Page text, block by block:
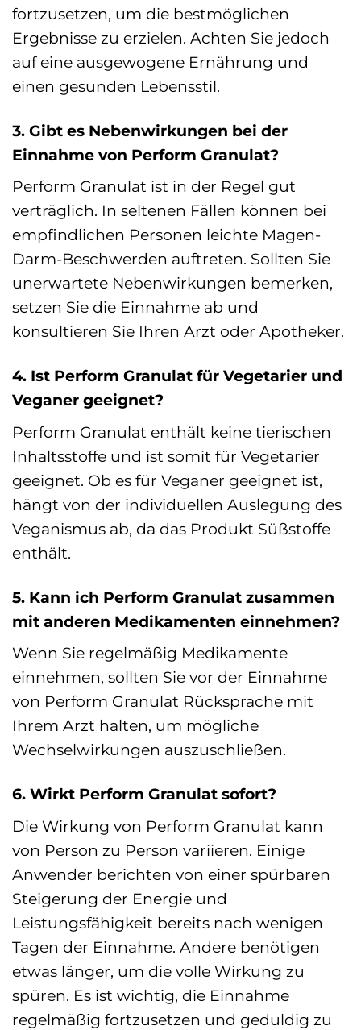
fortzusetzen, um die bestmöglichen
Ergebnisse zu erzielen. Achten Sie jedoch
auf eine ausgewogene Ernährung und
einen gesunden Lebensstil.
3. Gibt es Nebenwirkungen bei der
Einnahme von Perform Granulat?
Perform Granulat ist in der Regel gut
verträglich. In seltenen Fällen können bei
empfindlichen Personen leichte Magen-
Darm-Beschwerden auftreten. Sollten Sie
unerwartete Nebenwirkungen bemerken,
setzen Sie die Einnahme ab und
konsultieren Sie Ihren Arzt oder Apotheker.
4. Ist Perform Granulat für Vegetarier und
Veganer geeignet?
Perform Granulat enthält keine tierischen
Inhaltsstoffe und ist somit für Vegetarier
geeignet. Ob es für Veganer geeignet ist,
hängt von der individuellen Auslegung des
Veganismus ab, da das Produkt Süßstoffe
enthält.
5. Kann ich Perform Granulat zusammen
mit anderen Medikamenten einnehmen?
Wenn Sie regelmäßig Medikamente
einnehmen, sollten Sie vor der Einnahme
von Perform Granulat Rücksprache mit
Ihrem Arzt halten, um mögliche
Wechselwirkungen auszuschließen.
6. Wirkt Perform Granulat sofort?
Die Wirkung von Perform Granulat kann
von Person zu Person variieren. Einige
Anwender berichten von einer spürbaren
Steigerung der Energie und
Leistungsfähigkeit bereits nach wenigen
Tagen der Einnahme. Andere benötigen
etwas länger, um die volle Wirkung zu
spüren. Es ist wichtig, die Einnahme
regelmäßig fortzusetzen und geduldig zu